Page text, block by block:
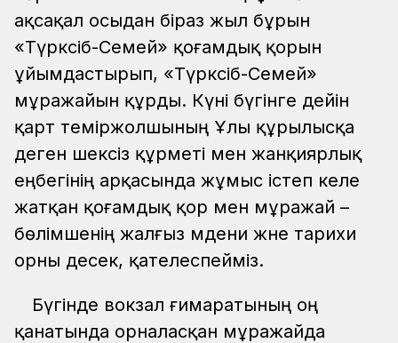
ақсақал осыдан біраз жыл бұрын
«Түрксіб-Семей» қоғамдық қорын
ұйымдастырып, «Түрксіб-Семей»
мұражайын құрды. Күні бүгінге дейін
қарт теміржолшының Ұлы құрылысқа
деген шексіз құрметі мен жанқиярлық
еңбегінің арқасында жұмыс істеп келе
жатқан қоғамдық қор мен мұражай –
бөлімшенің жалғыз мәдени және тарихи
орны десек, қателеспейміз.
Бүгінде вокзал ғимаратының оң
қанатында орналасқан мұражайда